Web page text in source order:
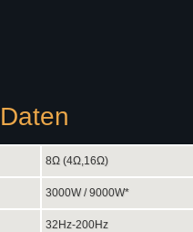
8Ω (4Ω,16Ω)
3000W / 9000W*
32Hz-200Hz